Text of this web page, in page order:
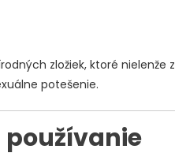
zložiek, ktoré nielenže
potešenie.